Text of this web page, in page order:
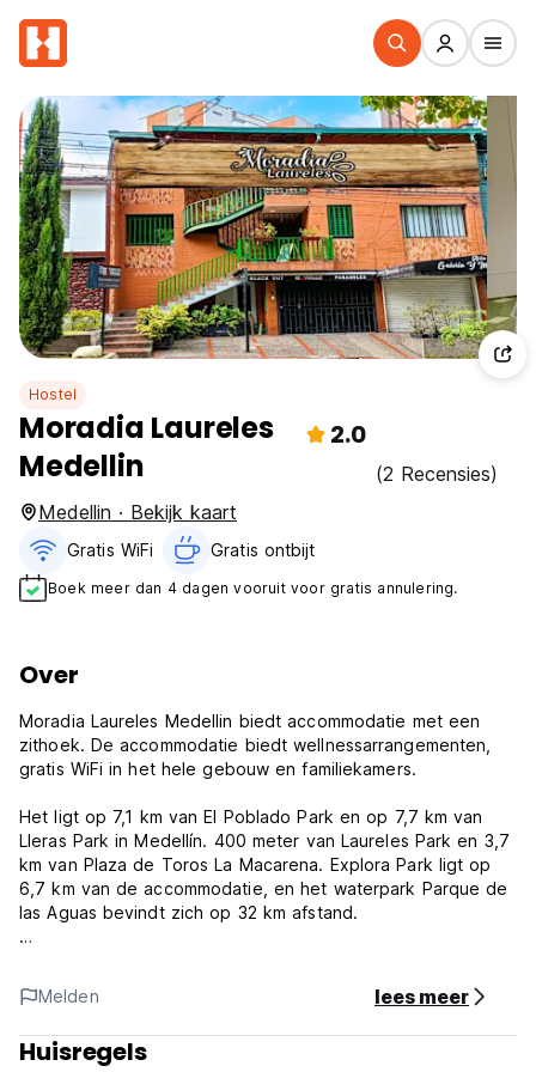
Hostel
Moradia Laureles
Medellin
2.0
(2 Recensies)
Medellin · Bekijk kaart
Gratis WiFi Gratis ontbijt‎
Boek meer dan 4 dagen vooruit voor gratis annulering.
Over
Moradia Laureles Medellin biedt accommodatie met een
zithoek. De accommodatie biedt wellnessarrangementen,
gratis WiFi in het hele gebouw en familiekamers.
Het ligt op 7,1 km van El Poblado Park en op 7,7 km van
Lleras Park in Medellín. 400 meter van Laureles Park en 3,7
km van Plaza de Toros La Macarena. Explora Park ligt op
6,7 km van de accommodatie, en het waterpark Parque de
las Aguas bevindt zich op 32 km afstand.
balkon met uitzicht op de binnenplaats of een rustige
straat. Bij deze accommodatie bij particulieren zijn de
accommodaties voorzien van beddengoed en handdoeken.
Melden lees meer
Huisregels